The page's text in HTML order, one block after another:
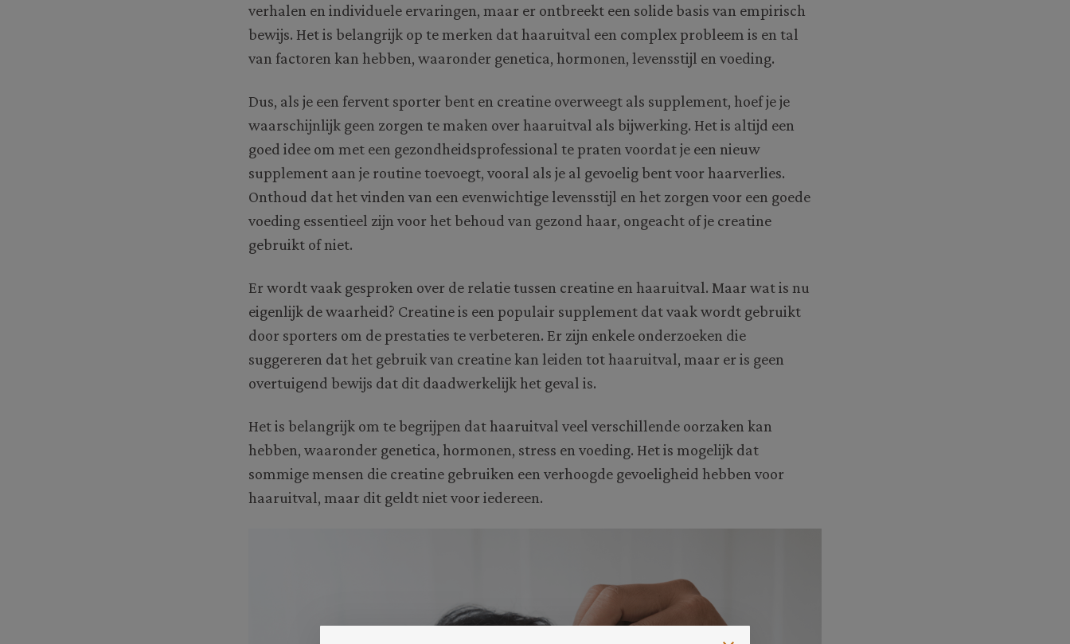
verhalen en individuele ervaringen, maar er ontbreekt een solide basis van empirisch
bewijs. Het is belangrijk op te merken dat haaruitval een complex probleem is en tal
van factoren kan hebben, waaronder genetica, hormonen, levensstijl en voeding.
Dus, als je een fervent sporter bent en creatine overweegt als supplement, hoef je je
waarschijnlijk geen zorgen te maken over haaruitval als bijwerking. Het is altijd een
goed idee om met een gezondheidsprofessional te praten voordat je een nieuw
supplement aan je routine toevoegt, vooral als je al gevoelig bent voor haarverlies.
Onthoud dat het vinden van een evenwichtige levensstijl en het zorgen voor een goede
voeding essentieel zijn voor het behoud van gezond haar, ongeacht of je creatine
gebruikt of niet.
Er wordt vaak gesproken over de relatie tussen creatine en haaruitval. Maar wat is nu
eigenlijk de waarheid? Creatine is een populair supplement dat vaak wordt gebruikt
door sporters om de prestaties te verbeteren. Er zijn enkele onderzoeken die
suggereren dat het gebruik van creatine kan leiden tot haaruitval, maar er is geen
overtuigend bewijs dat dit daadwerkelijk het geval is.
Het is belangrijk om te begrijpen dat haaruitval veel verschillende oorzaken kan
hebben, waaronder genetica, hormonen, stress en voeding. Het is mogelijk dat
sommige mensen die creatine gebruiken een verhoogde gevoeligheid hebben voor
haaruitval, maar dit geldt niet voor iedereen.